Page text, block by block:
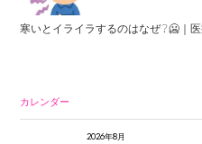
寒いとイライラするのはなぜ？🥶｜
カレンダー
2026年8月